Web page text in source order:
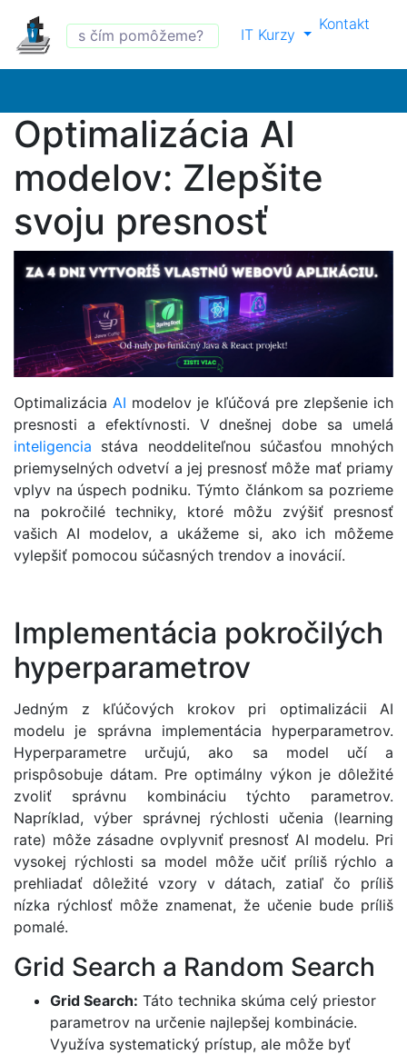
IT Kurzy
Kontakt
Optimalizácia AI
modelov: Zlepšite
svoju presnosť
OptimalizáciaAI modelov je kľúčová pre zlepšenie ich
presnosti a efektívnosti. V dnešnej dobe sa umelá
inteligencia stáva neoddeliteľnou súčasťou mnohých
priemyselných odvetví a jej presnosť môže mať priamy
vplyv na úspech podniku. Týmto článkom sa pozrieme
na pokročilé techniky, ktoré môžu zvýšiť presnosť
vašich AI modelov, a ukážeme si, ako ich môžeme
vylepšiť pomocou súčasných trendov a inovácií.
Implementácia pokročilých
hyperparametrov
Jedným z kľúčových krokov pri optimalizácii AI
modelu je správna implementácia hyperparametrov.
Hyperparametre určujú, ako sa model učí a
prispôsobuje dátam. Pre optimálny výkon je dôležité
zvoliť správnu kombináciu týchto parametrov.
Napríklad, výber správnej rýchlosti učenia (learning
rate) môže zásadne ovplyvniť presnosť AI modelu. Pri
vysokej rýchlosti sa model môže učiť príliš rýchlo a
prehliadať dôležité vzory v dátach, zatiaľ čo príliš
nízka rýchlosť môže znamenat, že učenie bude príliš
pomalé.
Grid Search a Random Search
Grid Search: Táto technika skúma celý priestor
parametrov na určenie najlepšej kombinácie.
Využíva systematický prístup, ale môže byť